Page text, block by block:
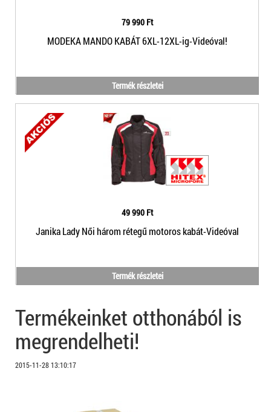
79 990 Ft
MODEKA MANDO KABÁT 6XL-12XL-ig-Videóval!
Termék részletei
49 990 Ft
Janika Lady Női három rétegű motoros kabát-Videóval
Termék részletei
Termékeinket otthonából is
megrendelheti!
2015-11-28 13:10:17